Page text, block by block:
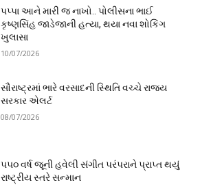
પપ્પા આને મારી જ નાખો.. પોલીસના ભાઈ
કૃષ્ણસિંહ જાડેજાની હત્યા, થયા નવા શોકિંગ
ખુલાસા
10/07/2026
સૌરાષ્ટ્રમાં ભારે વરસાદની સ્થિતિ વચ્ચે રાજ્ય
સરકાર એલર્ટ
08/07/2026
૫૫૦ વર્ષ જૂની હવેલી સંગીત પરંપરાને પ્રાપ્ત થયું
રાષ્ટ્રીય સ્તરે સન્માન